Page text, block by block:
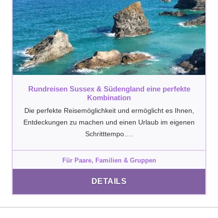
Rundreisen Sussex & Südengland eine perfekte
Kombination
Die perfekte Reisemöglichkeit und ermöglicht es Ihnen,
Entdeckungen zu machen und einen Urlaub im eigenen
Schritttempo….
Für Paare, Familien & Gruppen
DETAILS